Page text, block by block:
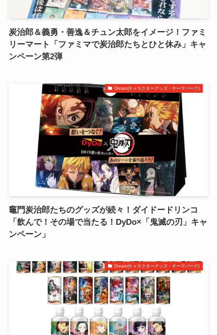
炭治郎＆義勇・善逸＆チュン太郎をイメージ！ファミ
リーマート「ファミマで炭治郎たちとひと休み」キャ
ンペーン第2弾
Dream(キャラクターグッズ・テーマパーク)
竈門炭治郎たちのグッズが続々！ダイドードリンコ
「飲んで！その場で当たる！DyDo×「鬼滅の刃」キャ
ンペーン」
Dream(キャラクターグッズ・テーマパーク)